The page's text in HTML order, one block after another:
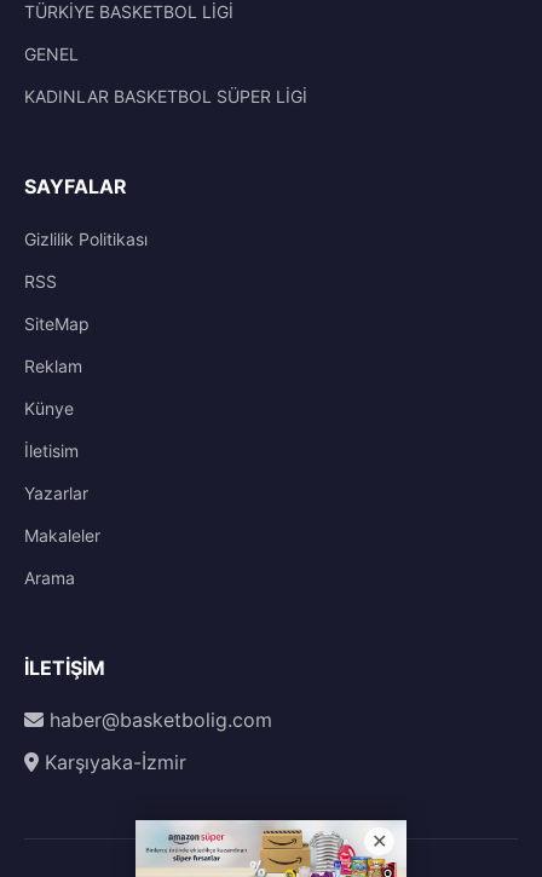
TÜRKİYE BASKETBOL LİGİ
GENEL
KADINLAR BASKETBOL SÜPER LİGİ
SAYFALAR
Gizlilik Politikası
RSS
SiteMap
Reklam
Künye
İletisim
Yazarlar
Makaleler
Arama
İLETIŞIM
haber@basketbolig.com
Karşıyaka-İzmir